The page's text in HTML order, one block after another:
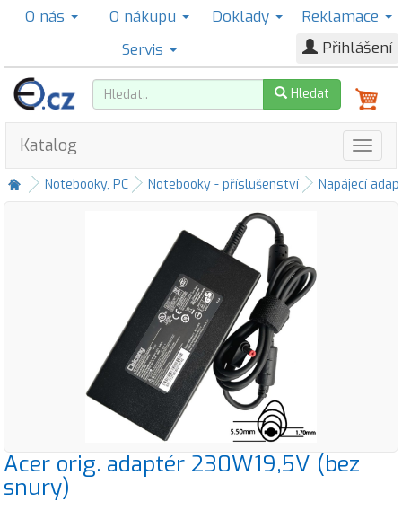
O nás O nákupu Doklady
Reklamace
Servis
Přihlášení
Hledat
Katalog
Notebooky, PC Notebooky - příslušenství Napájecí
Acer orig. adaptér 230W19,5V (bez
snury)